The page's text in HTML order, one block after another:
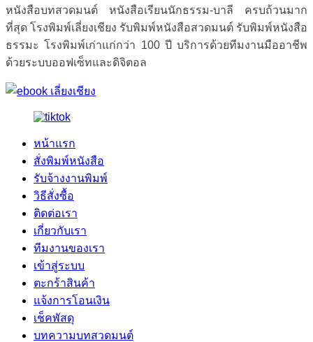
หนังสือบทสวดมนต์ หนังสือเรียนนักธรรม-บาลี ครบถ้วนมาก
ที่สุด โรงพิมพ์เลี่ยงเชียง รับพิมพ์หนังสือสวดมนต์ รับพิมพ์หนังสือ
ธรรมะ โรงพิมพ์เก่าแก่กว่า 100 ปี บริการด้วยทีมงานมืออาชีพ
ด้วยระบบออฟเซ็ทและดิจิตอล
หน้าแรก
สั่งพิมพ์หนังสือ
รับจ้างงานพิมพ์
วิธีสั่งซื้อ
ติดต่อเรา
เกี่ยวกับเรา
ทีมงานของเรา
เข้าสู่ระบบ
ตะกร้าสินค้า
แจ้งการโอนเงิน
เช็คพัสดุ
บทความบทสวดมนต์